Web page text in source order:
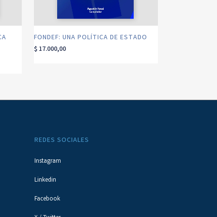
FONDEF: UNA POLÍTICA DE ESTADO
$17.000,00
REDES SOCIALES
Instagram
Linkedin
Facebook